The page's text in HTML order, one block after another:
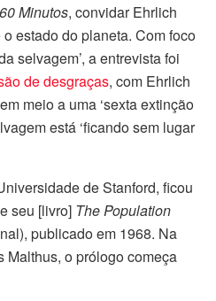
60 Minutos, convidar Ehrlich
estado do planeta. Com foco
selvagem’, a entrevista foi
de desgraças, com Ehrlich
meio a uma ‘sexta extinção
está ‘ficando sem lugar
de Stanford, ficou
seu [livro] The Population
publicado em 1968. Na
Malthus, o prólogo começa